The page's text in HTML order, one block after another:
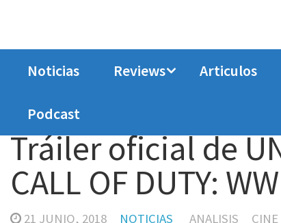
Noticias Reviews Articulos
Podcast
Tráiler oficial de
CALL OF DUTY:
21 JUNIO, 2018 NOTICIAS ANALISIS